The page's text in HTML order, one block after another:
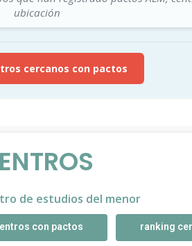
ubicación
cercanos con pactos
de estudios del menor
con pactos ranking